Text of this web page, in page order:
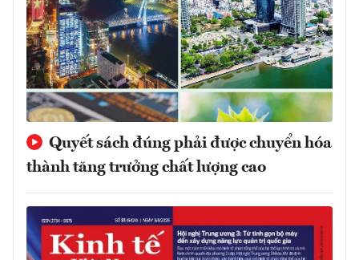
Quyết sách đúng phải được chuyển hóa
thành tăng trưởng chất lượng cao